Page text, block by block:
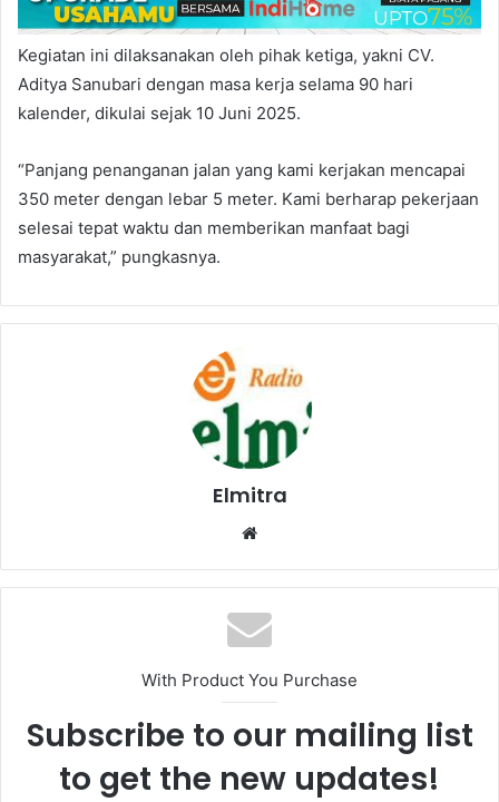
Kegiatan ini dilaksanakan oleh pihak ketiga, yakni CV.
Aditya Sanubari dengan masa kerja selama 90 hari
kalender, dikulai sejak 10 Juni 2025.
“Panjang penanganan jalan yang kami kerjakan mencapai
350 meter dengan lebar 5 meter. Kami berharap pekerjaan
selesai tepat waktu dan memberikan manfaat bagi
masyarakat,” pungkasnya.
Elmitra
Website
With Product You Purchase
Subscribe to our mailing list
to get the new updates!